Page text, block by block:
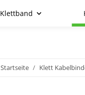
Klettband
Startseite Klett